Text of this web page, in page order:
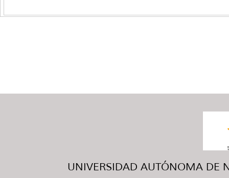
UNIVERSIDAD AUTÓNOMA DE